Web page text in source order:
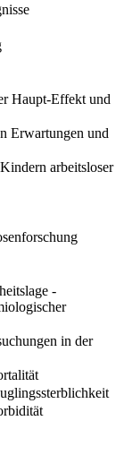
Haupt-Effekt und
Erwartungen und
arbeitsloser
-
in der